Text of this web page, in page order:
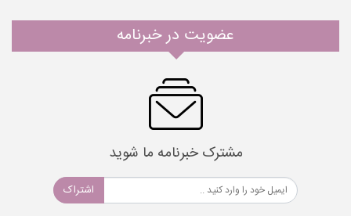
عضویت در خبرنامه
مشترک خبرنامه ما شوید
اشتراک